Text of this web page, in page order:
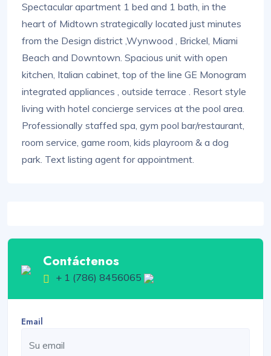
Spectacular apartment 1 bed and 1 bath, in the
heart of Midtown strategically located just minutes
from the Design district ,Wynwood , Brickel, Miami
Beach and Downtown. Spacious unit with open
kitchen, Italian cabinet, top of the line GE Monogram
integrated appliances , outside terrace . Resort style
living with hotel concierge services at the pool area.
Professionally staffed spa, gym pool bar/restaurant,
room service, game room, kids playroom & a dog
park. Text listing agent for appointment.
Contáctenos
+ 1 (786) 8456065
Email